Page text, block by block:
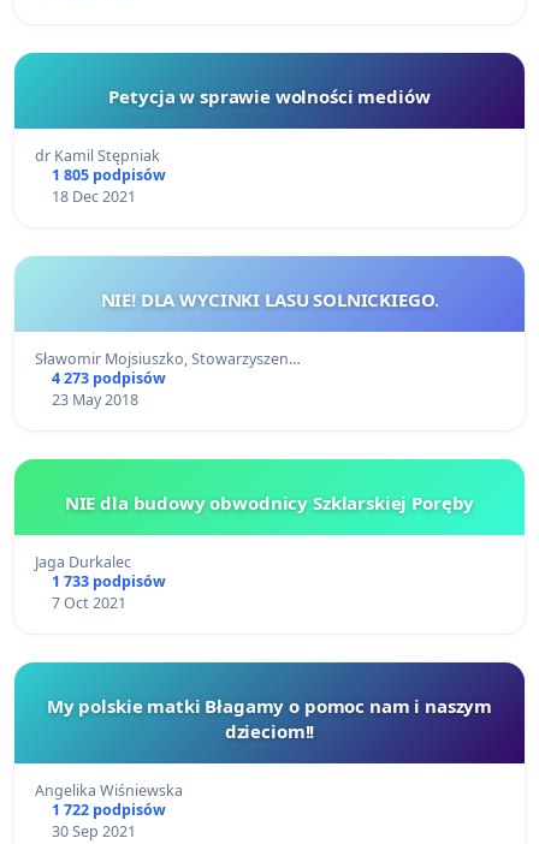
Petycja w sprawie wolności mediów
dr Kamil Stępniak
1 805 podpisów
18 Dec 2021
NIE! DLA WYCINKI LASU SOLNICKIEGO.
Sławomir Mojsiuszko, Stowarzyszen…
4 273 podpisów
23 May 2018
NIE dla budowy obwodnicy Szklarskiej Poręby
Jaga Durkalec
1 733 podpisów
7 Oct 2021
My polskie matki Błagamy o pomoc nam i naszym
dzieciom!!
Angelika Wiśniewska
1 722 podpisów
30 Sep 2021